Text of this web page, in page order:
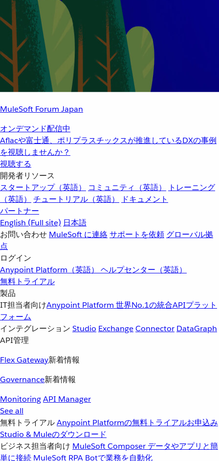
MuleSoft Forum Japan
オンデマンド配信中
Aflacや富士通、ポリプラスチックスが推進しているDXの事例
を視聴しませんか？
視聴する
開発者リソース
スタートアップ（英語）
コミュニティ（英語）
トレーニング
（英語）
チュートリアル（英語）
ドキュメント
パートナー
English (Full site) 日本語
お問い合わせ MuleSoft に連絡サポートを依頼 グローバル拠
点
ログイン
Anypoint Platform（英語） ヘルプセンター（英語）
無料トライアル
製品
IT担当者向けAnypoint Platform 世界No.1の統合APIプラット
フォーム
インテグレーション Studio ExchangeConnector DataGraph
API管理
Flex Gateway新着情報
Governance新着情報
MonitoringAPI Manager
See all
無料トライアルAnypoint Platformの無料トライアルお申込み
Studio & Muleのダウンロード
ビジネス担当者向け MuleSoft Composer データやアプリと簡
単に接続 MuleSoft RPA Botで業務を自動化